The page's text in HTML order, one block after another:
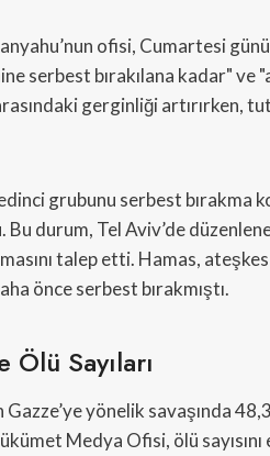
ofisi, Cumartesi
serbest bırakılana kadar" ve
gerginliği artırırken,
grubunu serbest bırakma
Bu durum, Tel Aviv’de
talep etti. Hamas, ateşkes
önce serbest bırakmıştı.
Ölü Sayıları
Gazze’ye yönelik savaşında
Medya Ofisi, ölü